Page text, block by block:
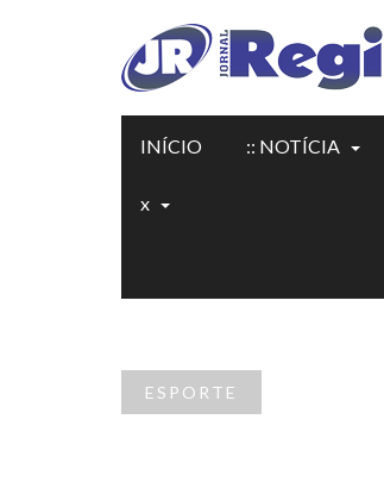
INÍCIO :: NOTÍCIA
x
ESPORTE